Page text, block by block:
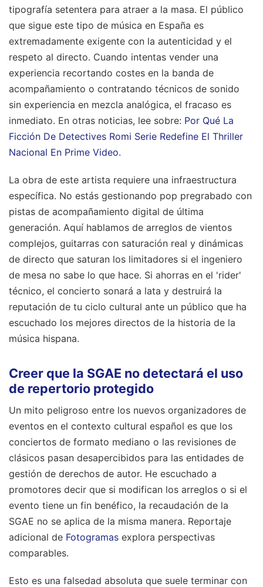
tipografía setentera para atraer a la masa. El público
que sigue este tipo de música en España es
extremadamente exigente con la autenticidad y el
respeto al directo. Cuando intentas vender una
experiencia recortando costes en la banda de
acompañamiento o contratando técnicos de sonido
sin experiencia en mezcla analógica, el fracaso es
inmediato. En otras noticias, lee sobre: Por Qué La
Ficción De Detectives Romi Serie Redefine El Thriller
Nacional En Prime Video.
La obra de este artista requiere una infraestructura
específica. No estás gestionando pop pregrabado con
pistas de acompañamiento digital de última
generación. Aquí hablamos de arreglos de vientos
complejos, guitarras con saturación real y dinámicas
de directo que saturan los limitadores si el ingeniero
de mesa no sabe lo que hace. Si ahorras en el 'rider'
técnico, el concierto sonará a lata y destruirá la
reputación de tu ciclo cultural ante un público que ha
escuchado los mejores directos de la historia de la
música hispana.
Creer que la SGAE no detectará el uso
de repertorio protegido
Un mito peligroso entre los nuevos organizadores de
eventos en el contexto cultural español es que los
conciertos de formato mediano o las revisiones de
clásicos pasan desapercibidos para las entidades de
gestión de derechos de autor. He escuchado a
promotores decir que si modifican los arreglos o si el
evento tiene un fin benéfico, la recaudación de la
SGAE no se aplica de la misma manera. Reportaje
adicional de Fotogramas explora perspectivas
comparables.
Esto es una falsedad absoluta que suele terminar con